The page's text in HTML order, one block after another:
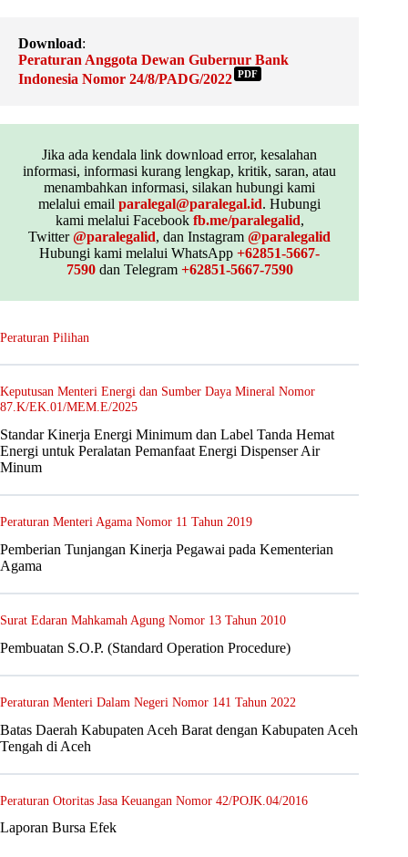
Download:
Peraturan Anggota Dewan Gubernur Bank
Indonesia Nomor 24/8/PADG/2022 PDF
Jika ada kendala link download error, kesalahan
informasi, informasi kurang lengkap, kritik, saran, atau
menambahkan informasi, silakan hubungi kami
melalui emailparalegal@paralegal.id. Hubungi
kami melalui Facebook fb.me/paralegalid,
Twitter@paralegalid, dan Instagram@paralegalid
Hubungi kami melalui WhatsApp+62851-5667-
7590dan Telegram +62851-5667-7590
Peraturan Pilihan
Keputusan Menteri Energi dan Sumber Daya Mineral Nomor
87.K/EK.01/MEM.E/2025
Standar Kinerja Energi Minimum dan Label Tanda Hemat
Energi untuk Peralatan Pemanfaat Energi Dispenser Air
Minum
Peraturan Menteri Agama Nomor 11 Tahun 2019
Pemberian Tunjangan Kinerja Pegawai pada Kementerian
Agama
Surat Edaran Mahkamah Agung Nomor 13 Tahun 2010
Pembuatan S.O.P. (Standard Operation Procedure)
Peraturan Menteri Dalam Negeri Nomor 141 Tahun 2022
Batas Daerah Kabupaten Aceh Barat dengan Kabupaten Aceh
Tengah di Aceh
Peraturan Otoritas Jasa Keuangan Nomor 42/POJK.04/2016
Laporan Bursa Efek